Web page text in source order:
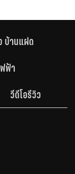
บ้านแฝด
ฟ้า
วีดีโอรีวิว